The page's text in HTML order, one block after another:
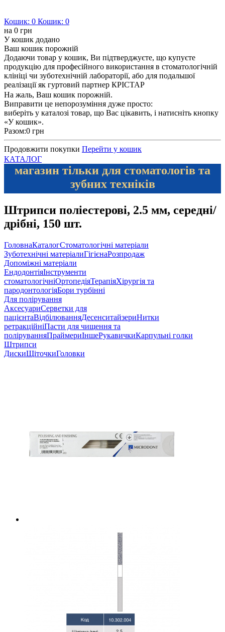
Кошик: 0 Кошик: 0
на 0 грн
У кошик додано
Ваш кошик порожній
Додаючи товар у кошик, Ви підтверджуєте, що купуєте
продукцію для професійного використання в стоматологічній
клініці чи зуботехнічній лабораторії, або для подальшої
реалізації як гуртовий партнер КРІСТАР
На жаль, Ваш кошик порожній.
Виправити це непорозуміння дуже просто:
виберіть у каталозі товар, що Вас цікавить, і натисніть кнопку
«У кошик».
Разом:0 грн
Продовжити покупки Перейти у кошик
КАТАЛОГ
магазин тільки для стоматологів та
зубних техніків
Штрипси поліестерові, 2.5 мм, середні/
дрібні, 150 шт.
ГоловнаКаталогСтоматологічні матеріали
Зуботехнічні матеріалиГігієнаРозпродаж
Допоміжні матеріали
ЕндодонтіяІнструменти
стоматологічніОртопедіяТерапіяХірургія та
пародонтологіяБори турбінні
Для полірування
АксесуариСерветки для
пацієнтаВідбілюванняДесенситайзериНитки
ретракційніПасти для чищення та
поліруванняПраймериІншеРукавичкиКарпульні голки
Штрипси
ДискиЩіточкиГоловки